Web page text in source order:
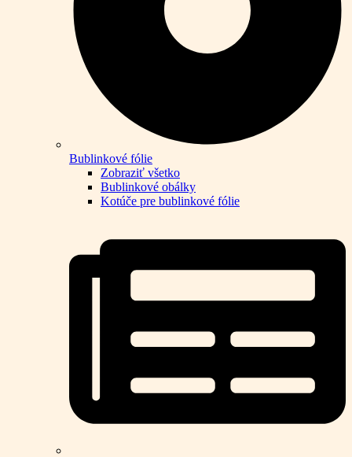
Bublinkové fólie
Zobraziť všetko
Bublinkové obálky
Kotúče pre bublinkové fólie